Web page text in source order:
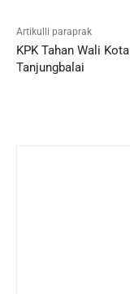
Artikulli paraprak
KPK Tahan Wali Kota
Tanjungbalai